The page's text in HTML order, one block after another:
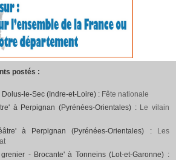
postés :
le-Sec (Indre-et-Loire) : Fête nationale
à Perpignan (Pyrénées-Orientales) : Le vilain
à Perpignan (Pyrénées-Orientales) :
Les
- Brocante' à Tonneins (Lot-et-Garonne) :